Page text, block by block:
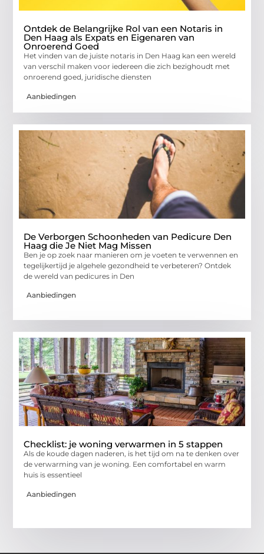
Ontdek de Belangrijke Rol van een Notaris in
Den Haag als Expats en Eigenaren van
Onroerend Goed
Het vinden van de juiste notaris in Den Haag kan een wereld
van verschil maken voor iedereen die zich bezighoudt met
onroerend goed, juridische diensten
Aanbiedingen
De Verborgen Schoonheden van Pedicure Den
Haag die Je Niet Mag Missen
Ben je op zoek naar manieren om je voeten te verwennen en
tegelijkertijd je algehele gezondheid te verbeteren? Ontdek
de wereld van pedicures in Den
Aanbiedingen
Checklist: je woning verwarmen in 5 stappen
Als de koude dagen naderen, is het tijd om na te denken over
de verwarming van je woning. Een comfortabel en warm
huis is essentieel
Aanbiedingen